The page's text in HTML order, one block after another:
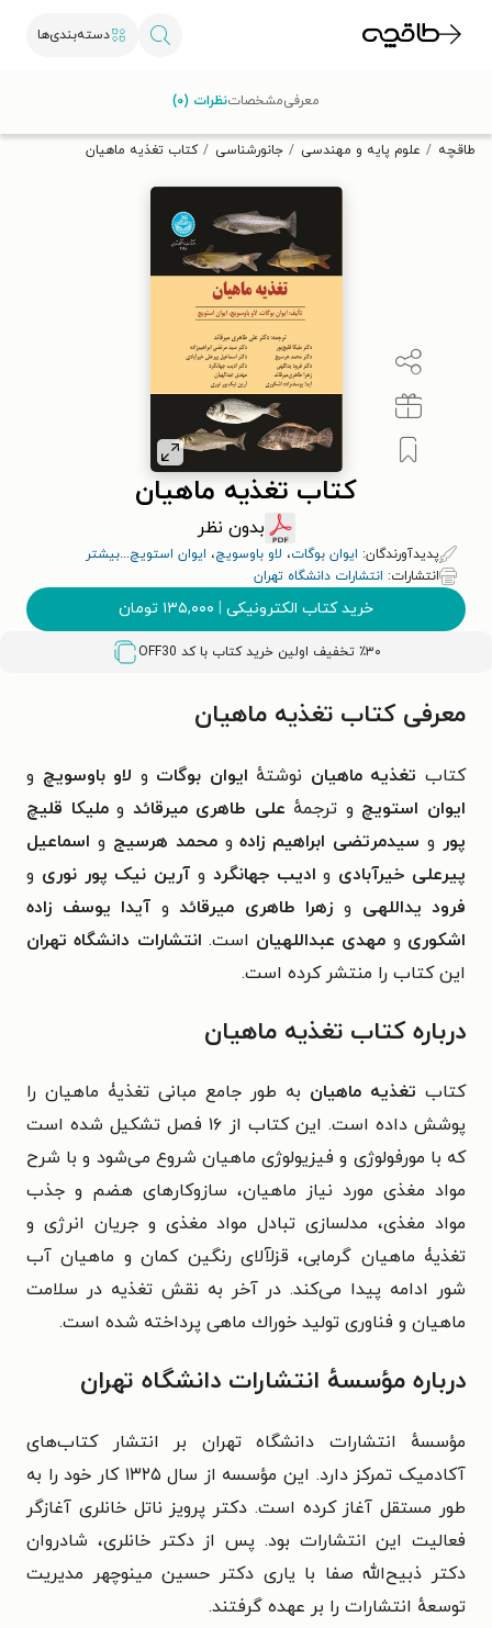
دسته‌بندی‌ها
تخفیف از طاقچه دریافت کن.
طاقچه علوم پایه و مهندسی جانورشناسی کتاب تغذیه ماهیان
کتاب تغذیه ماهیان
بدون نظر
پدیدآورندگان: ایوان بوگات، لاو باوسویچ، ایوان استویچ...بیشتر
انتشارات: انتشارات دانشگاه تهران
خرید کتاب الکترونیکی | ۱۳۵,۰۰۰ تومان
٪۳۰ تخفیف اولین خرید کتاب با کد OFF30
معرفیمشخصاتنظرات (۰)
معرفی کتاب تغذیه ماهیان
کتاب تغذیه ماهیان نوشتهٔ ایوان بوگات و لاو باوسویچ و
ایوان استویچ و ترجمهٔ علی طاهری میرقائد وملیکا قلیچ
پور و سیدمرتضی ابراهیم زادهو محمد هرسیج و اسماعیل
پیرعلی خیرآبادی وادیب جهانگرد و آرین نیک پور نوری و
فرود یداللهی و زهرا طاهری میرقائدو آیدا یوسف زاده
اشکوری و مهدی عبداللهیان است. انتشارات دانشگاه تهران
این کتاب را منتشر کرده است.
درباره کتاب تغذیه ماهیان
کتاب تغذیه ماهیان به طور جامع مبانی تغذیۀ ماهیان را
پوشش داده است.
این کتاب از ۱۶ فصل تشکیل شده است
که با مورفولوژی و فیزیولوژی ماهیان شروع می‌شود و با شرح
مواد مغذی مورد نیاز ماهیان، سازوکارهای هضم و جذب
مواد مغذی، مدلسازی تبادل مواد مغذی و جریان انرژی و
تغذیۀ ماهیان گرمابی، قزلآلای رنگین کمان و ماهیان آب
شور ادامه پیدا می‌کند. در آخر به نقشتغذیه در سلامت
ماهیان و فناوری تولید خوراك ماهی پرداخته شده است.
درباره مؤسسهٔ انتشارات دانشگاه تهران
مؤسسهٔ انتشارات دانشگاه تهران بر انتشار کتاب‌های
آکادمیک تمرکز دارد. این مؤسسه از سال ۱۳۲۵ کار خود را به
طور مستقل آغاز کرده است. دکتر پرویز ناتل خانلری آغازگر
فعالیت این انتشارات بود. پس از دکتر خانلری، شادروان
دکتر ذبیح‌الله صفا با یاری دکتر حسین مینوچهر مدیریت
توسعهٔ انتشارات را بر عهده گرفتند.